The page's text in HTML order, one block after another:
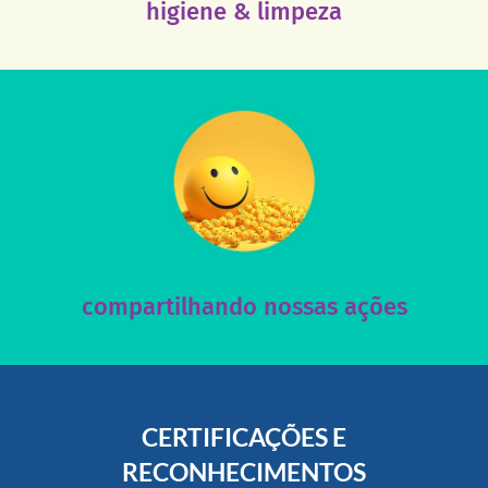
higiene & limpeza
compartilhando nossas ações
Acesse nossas redes sociais e nos ajude compartilhando
nossos posts e nosso site!
acesse nosso instagram
CERTIFICAÇÕES E
RECONHECIMENTOS